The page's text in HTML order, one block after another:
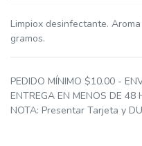
Limpiox desinfectante.
gramos.
PEDIDO MÍNIMO $10.00 -
ENTREGA EN MENOS DE 48
NOTA: Presentar Tarjeta y